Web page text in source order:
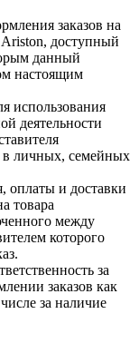
заказов на
доступный
данный
настоящим
использования
деятельности
в личных, семейных
оплаты и доставки
товара
между
которого
за
заказов как
за наличие